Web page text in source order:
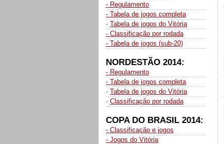
- Regulamento
- Tabela de jogos completa
- Tabela de jogos do Vitória
- Classificação por rodada
- Tabela de jogos (sub-20)
NORDESTÃO 2014:
- Regulamento
- Tabela de jogos completa
- Tabela de jogos do Vitória
- Classificação por rodada
COPA DO BRASIL 2014:
- Classificação e jogos
- Jogos do Vitória